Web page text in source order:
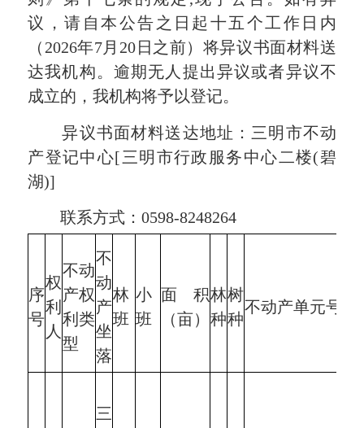
议，请自本公告之日起十五个工作日内
（2026年7月20日之前）将异议书面材料送
达我机构。逾期无人提出异议或者异议不
成立的，我机构将予以登记。
异议书面材料送达地址：三明市不动
产登记中心[三明市行政服务中心二楼(碧
湖)]
联系方式：0598-8248264
序
号
权
利
人
不动
产权
利类
型
不
动
产
坐
落
林
班
小
班
面积
（亩）
林
种
树
种
不动产单元号
三